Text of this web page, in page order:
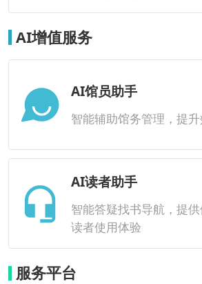
AI增值服务
AI馆员助手
智能辅助馆务管理，提
AI读者助手
智能答疑找书导航，提
读者使用体验
服务平台